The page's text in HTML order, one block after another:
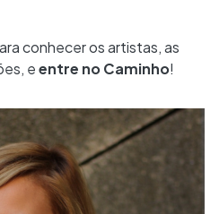
conhecer os artistas, as
eentre no Caminho!